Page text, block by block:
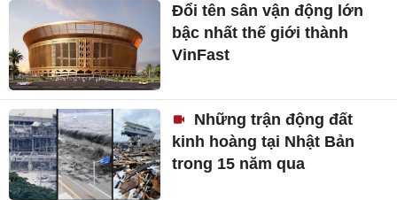
Đổi tên sân vận động lớn
bậc nhất thế giới thành
VinFast
Những trận động đất
kinh hoàng tại Nhật Bản
trong 15 năm qua